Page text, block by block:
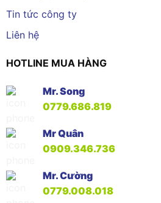
Tin tức công ty
Liên hệ
HOTLINE MUA HÀNG
Mr. Song
0779.686.819
Mr Quân
0909.346.736
Mr. Cường
0779.008.018